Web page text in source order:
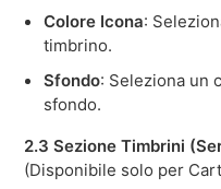
Colore Icona:
timbrino.
Sfondo: Seleziona un
sfondo.
2.3 Sezione Timbrini
(Disponibile solo per